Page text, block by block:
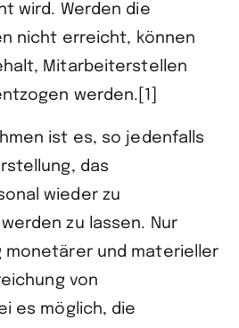
wird. Werden die
nicht erreicht, können
Mitarbeiterstellen
werden.[1]
ist es, so jedenfalls
das
wieder zu
zu lassen. Nur
monetärer und materieller
von
es möglich, die